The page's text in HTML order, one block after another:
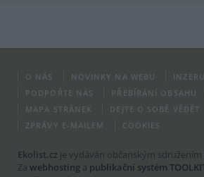
O NÁS NOVINKY NA WEBU
PODPOŘTE NÁS
PŘEBÍRÁNÍ OBSAHU
MAPA STRÁNEK
DEJTE O SOBĚ VĚDĚT
ZPRÁVY E-MAILEM
COOKIES
Ekolist.cz je vydáván občanským sdružením
Za webhosting a publikační systém